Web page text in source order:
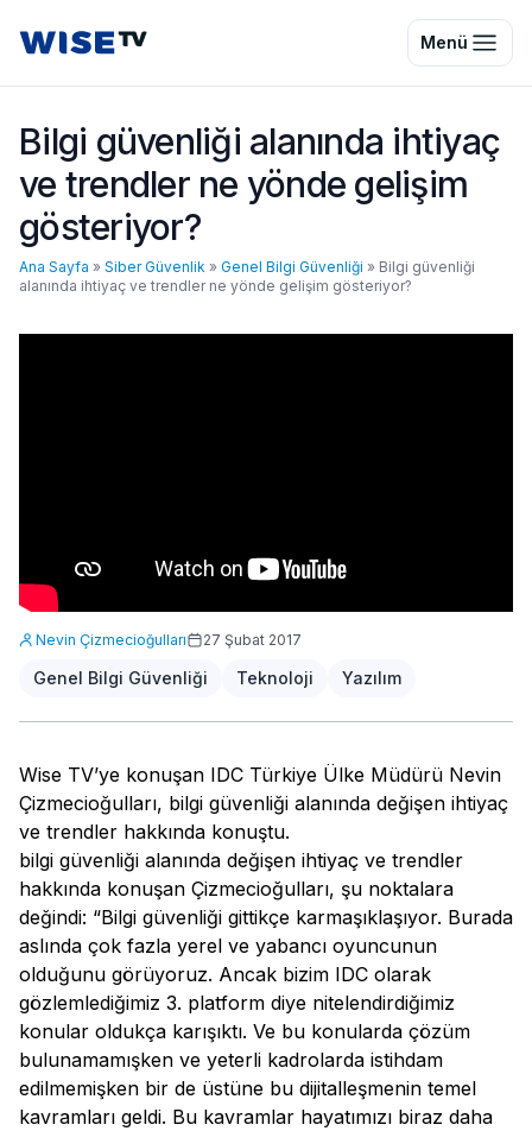
Wise TV Menü
Bilgi güvenliği alanında ihtiyaç
ve trendler ne yönde gelişim
gösteriyor?
Ana Sayfa » Siber Güvenlik » Genel Bilgi Güvenliği » Bilgi güvenliği
alanında ihtiyaç ve trendler ne yönde gelişim gösteriyor?
Nevin Çizmecioğulları 27 Şubat 2017
Genel Bilgi Güvenliği Teknoloji Yazılım
Wise TV’ye konuşan IDC Türkiye Ülke Müdürü Nevin
Çizmecioğulları, bilgi güvenliği alanında değişen ihtiyaç
ve trendler hakkında konuştu.
bilgi güvenliği alanında değişen ihtiyaç ve trendler
hakkında konuşan Çizmecioğulları, şu noktalara
değindi: “Bilgi güvenliği gittikçe karmaşıklaşıyor. Burada
aslında çok fazla yerel ve yabancı oyuncunun
olduğunu görüyoruz. Ancak bizim IDC olarak
gözlemlediğimiz 3. platform diye nitelendirdiğimiz
konular oldukça karışıktı. Ve bu konularda çözüm
bulunamamışken ve yeterli kadrolarda istihdam
edilmemişken bir de üstüne bu dijitalleşmenin temel
kavramları geldi. Bu kavramlar hayatımızı biraz daha